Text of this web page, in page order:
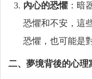
內心的恐懼 ：暗
恐懼和不安，這
恐懼，也可能是
二、夢境背後的心理